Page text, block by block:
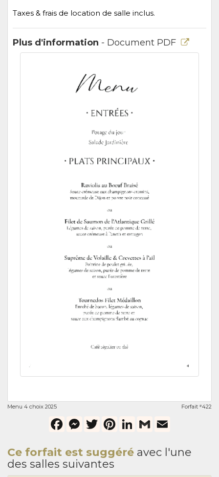
Taxes & frais de location de salle inclus.
Plus d'information - Document PDF
Menu 4 choix 2025 Forfait #422
FacebookMessenger
TwitterPinterestLinkedIn
Gmail
Ce forfait est suggéré avec l'une
des salles suivantes